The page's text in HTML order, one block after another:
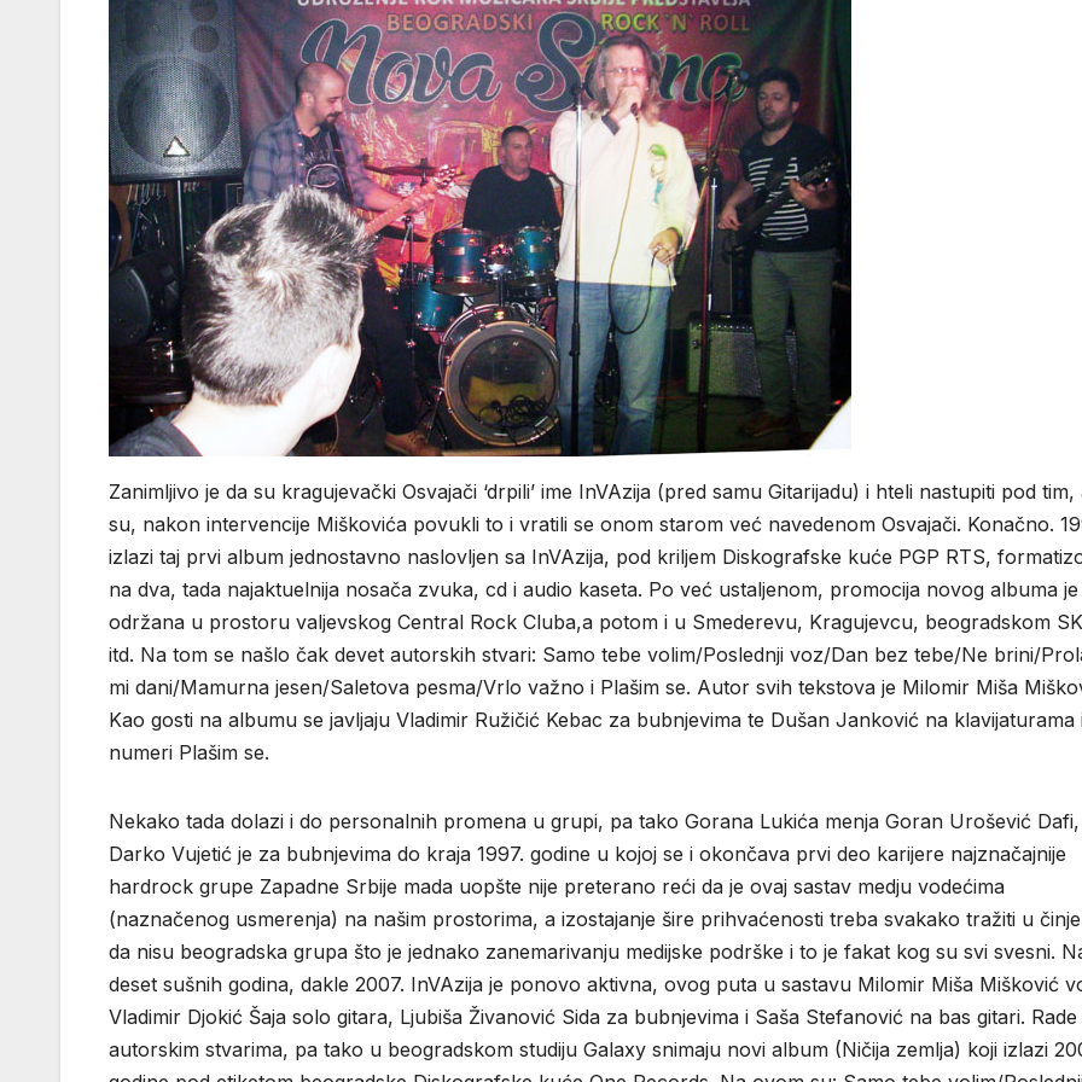
Zanimljivo je da su kragujevački Osvajači ‘drpili’ ime InVAzija (pred samu Gitarijadu) i hteli nastupiti pod tim,
su, nakon intervencije Miškovića povukli to i vratili se onom starom već navedenom Osvajači. Konačno.
izlazi taj prvi album jednostavno naslovljen sa InVAzija, pod kriljem Diskografske kuće PGP RTS,
na dva, tada najaktuelnija nosača zvuka, cd i audio kaseta. Po već ustaljenom, promocija novog albuma je
održana u prostoru valjevskog Central Rock Cluba,a potom i u Smederevu, Kragujevcu, beogradskom
itd. Na tom se našlo čak devet autorskih stvari: Samo tebe volim/Poslednji voz/Dan bez tebe/Ne brini/
mi dani/Mamurna jesen/Saletova pesma/Vrlo važno i Plašim se. Autor svih tekstova je Milomir Miša
Kao gosti na albumu se javljaju Vladimir Ružičić Kebac za bubnjevima te Dušan Janković na klavijaturama
numeri Plašim se.
Nekako tada dolazi i do personalnih promena u grupi, pa tako Gorana Lukića menja Goran Urošević
Darko Vujetić je za bubnjevima do kraja 1997. godine u kojoj se i okončava prvi deo karijere najznačajnije
hardrock grupe Zapadne Srbije mada uopšte nije preterano reći da je ovaj sastav medju vodećima
(naznačenog usmerenja) na našim prostorima, a izostajanje šire prihvaćenosti treba svakako tražiti u
da nisu beogradska grupa što je jednako zanemarivanju medijske podrške i to je fakat kog su svi svesni.
deset sušnih godina, dakle 2007. InVAzija je ponovo aktivna, ovog puta u sastavu Milomir Miša Mišković
Vladimir Djokić Šaja solo gitara, Ljubiša Živanović Sida za bubnjevima i Saša Stefanović na bas gitari.
autorskim stvarima, pa tako u beogradskom studiju Galaxy snimaju novi album (Ničija zemlja) koji izlazi